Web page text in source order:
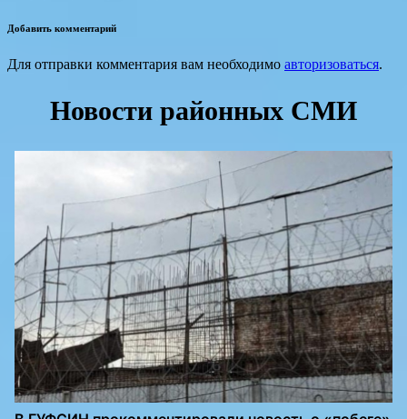
Добавить комментарий
Для отправки комментария вам необходимо авторизоваться.